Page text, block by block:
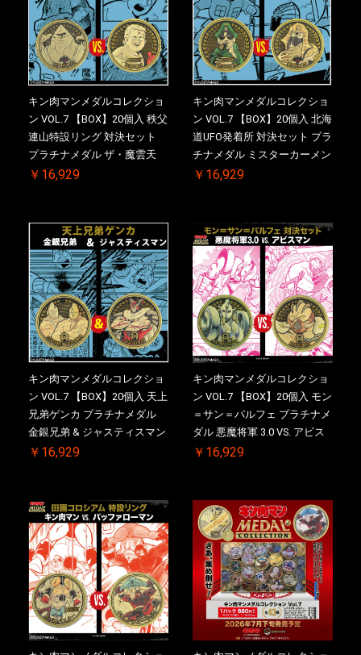
キン肉マンメダルコレクショ
ン VOL.7 【BOX】20個入 秩父
連山特設リング 対決セット
プラチナメダル ザ・魔雲天
VS. テリーマン 3.0 ケース付
注分】2026/10/30 一斉出荷予
￥16,929
キン肉マンメダルコレクショ
ン VOL.7 【BOX】20個入 北海
道UFO発着所 対決セット プラ
チナメダル ミスターカーメン
VS. ブロッケン Jr. 2.0 ケース
【二次受注分】2026/10/30 一
斉出荷予定
￥16,929
キン肉マンメダルコレクショ
ン VOL.7 【BOX】20個入 天上
兄弟ゲンカ プラチナメダル
金銀兄弟 & ジャスティスマン
2.0 ケース付き【初回購入特
一斉出荷予定
￥16,929
キン肉マンメダルコレクショ
ン VOL.7 【BOX】20個入 モン
＝サン＝パルフェ プラチナメ
ダル 悪魔将軍 3.0 VS. アビス
マン【初回購入特典 】
斉出荷予定
￥16,929